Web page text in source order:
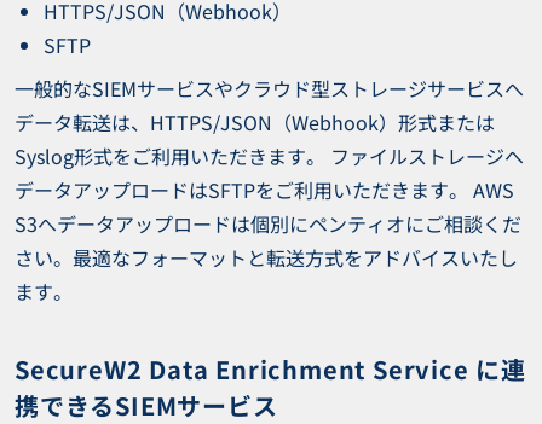
HTTPS/JSON（Webhook）
SFTP
一般的なSIEMサービスやクラウド型ストレージサービスへ
データ転送は、HTTPS/JSON（Webhook）形式または
Syslog形式をご利用いただきます。 ファイルストレージへ
データアップロードはSFTPをご利用いただきます。 AWS
S3へデータアップロードは個別にペンティオにご相談くだ
さい。最適なフォーマットと転送方式をアドバイスいたし
ます。
SecureW2 Data Enrichment Service に連
携できるSIEMサービス